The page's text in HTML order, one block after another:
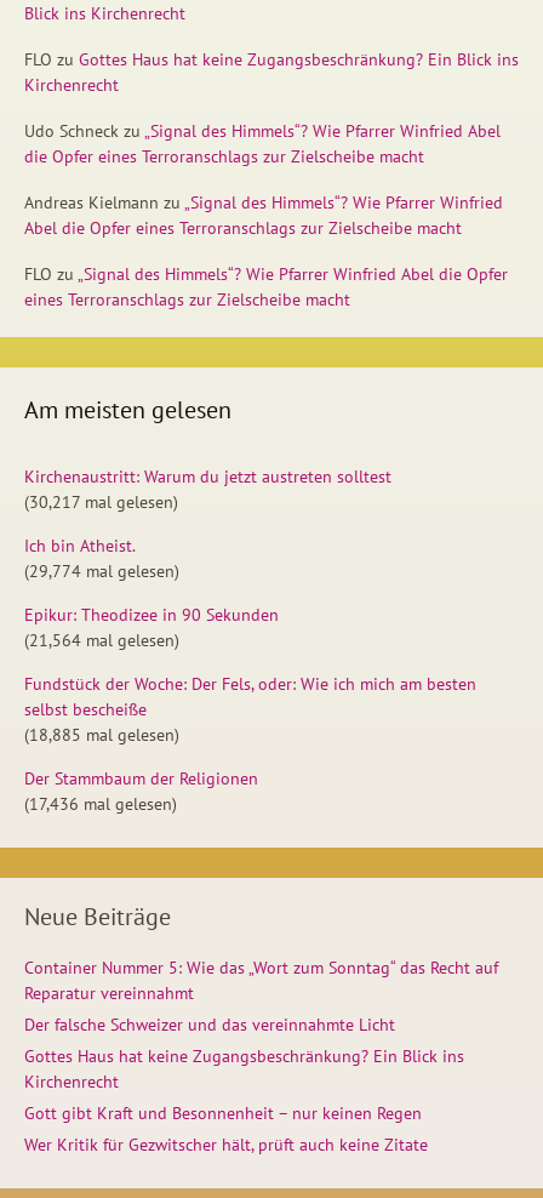
Blick ins Kirchenrecht
FLO zu Gottes Haus hat keine Zugangsbeschränkung? Ein Blick ins
Kirchenrecht
Udo Schneck zu „Signal des Himmels“? Wie Pfarrer Winfried Abel
die Opfer eines Terroranschlags zur Zielscheibe macht
Andreas Kielmann zu „Signal des Himmels“? Wie Pfarrer Winfried
Abel die Opfer eines Terroranschlags zur Zielscheibe macht
FLO zu „Signal des Himmels“? Wie Pfarrer Winfried Abel die Opfer
eines Terroranschlags zur Zielscheibe macht
Am meisten gelesen
Kirchenaustritt: Warum du jetzt austreten solltest
(30,217 mal gelesen)
Ich bin Atheist.
(29,774 mal gelesen)
Epikur: Theodizee in 90 Sekunden
(21,564 mal gelesen)
Fundstück der Woche: Der Fels, oder: Wie ich mich am besten
selbst bescheiße
(18,885 mal gelesen)
Der Stammbaum der Religionen
(17,436 mal gelesen)
Neue Beiträge
Container Nummer 5: Wie das „Wort zum Sonntag“ das Recht auf
Reparatur vereinnahmt
Der falsche Schweizer und das vereinnahmte Licht
Gottes Haus hat keine Zugangsbeschränkung? Ein Blick ins
Kirchenrecht
Gott gibt Kraft und Besonnenheit – nur keinen Regen
Wer Kritik für Gezwitscher hält, prüft auch keine Zitate